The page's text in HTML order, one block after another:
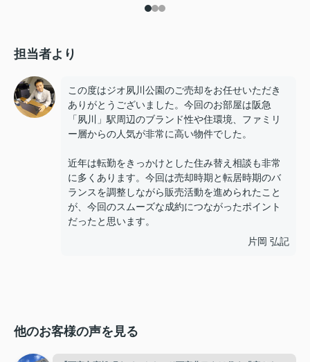
担当者より
この度はジオ夙川公園のご売却をお任せいただき
ありがとうございました。今回のお部屋は阪急
「夙川」駅周辺のブランド性や住環境、ファミリ
ー層からの人気が非常に高い物件でした。
近年は転勤をきっかけとした住み替え相談も非常
に多くあります。今回は売却時期と転居時期のバ
ランスを調整しながら販売活動を進められたこと
が、今回のスムーズな成約につながったポイント
だったと思います。
片岡 弘記
他のお客様の声を見る